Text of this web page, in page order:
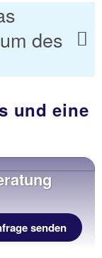
des
und eine
senden